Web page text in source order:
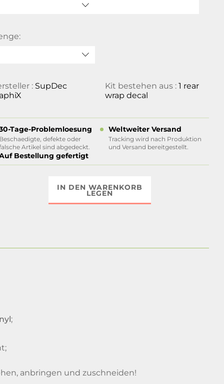
: SupDec
Kit bestehen aus : 1 rear
wrap decal
Tage-Problemloesung
Beschaedigte, defekte oder
Artikel sind abgedeckt.
Weltweiter Versand
Tracking wird nach Produktion
und Versand bereitgestellt.
Bestellung gefertigt
IN DEN WARENKORB
LEGEN
;
anbringen und zuschneiden!